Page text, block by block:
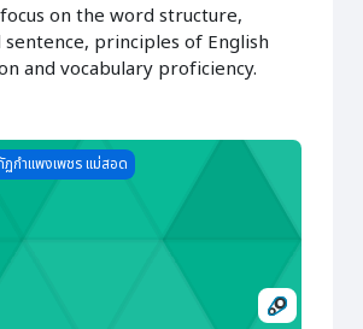
on the word structure,
sentence, principles of English
and vocabulary proficiency.
ทคโนโลยีดิจิทัลทางการตลาด
ฏกำแพงเพชร แม่สอด